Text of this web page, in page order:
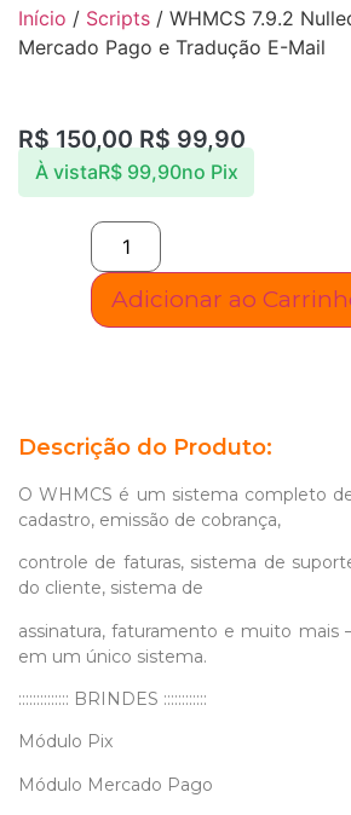
Início / Scripts / WHMCS 7.9.2
Mercado Pago e Tradução E-Mail
R$ 150,00 R$ 99,90
À vistaR$99,90no Pix
Adicionar ao
Descrição do Produto:
O WHMCS é um sistema completo
cadastro, emissão de cobrança,
controle de faturas, sistema de
do cliente, sistema de
assinatura, faturamento e muito mais
em um único sistema.
:::::::::::::: BRINDES ::::::::::::
Módulo Pix
Módulo Mercado Pago